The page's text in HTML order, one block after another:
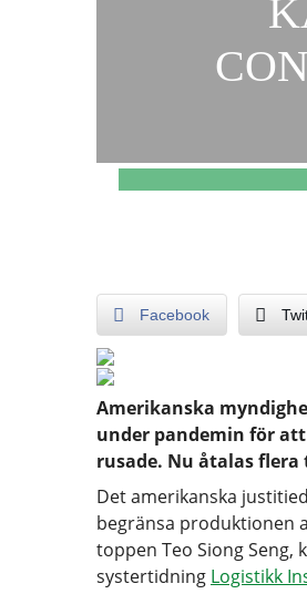
Facebook
Amerikanska
under pandemin för
rusade. Nu åtalas flera
Det amerikanska
begränsa produktionen
toppen Teo Siong
systertidning Logistikk